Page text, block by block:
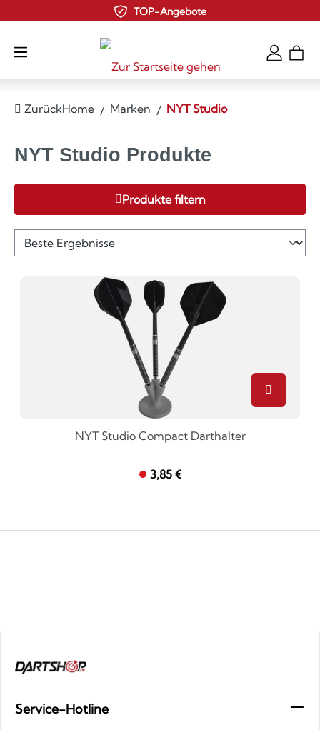
Zum Hauptinhalt springenTOP-Angebote
ZurückHome Marken NYT Studio
NYT Studio Produkte
Produkte filtern
NYT Studio Compact Darthalter
3,85 €
Service-Hotline